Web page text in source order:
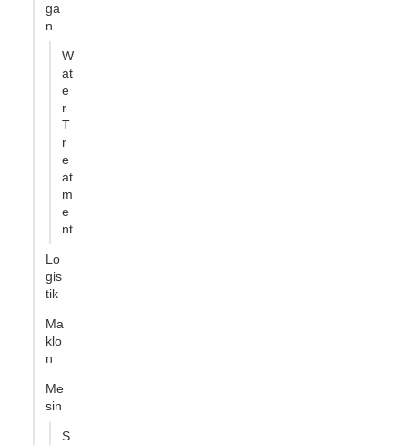
ga
n
W
at
e
r
T
r
e
at
m
e
nt
Lo
gis
tik
Ma
klo
n
Me
sin
S